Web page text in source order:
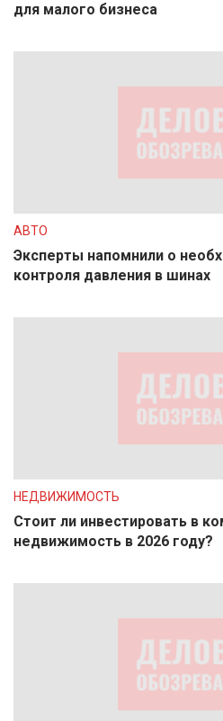
для малого бизнеса
АВТО
Эксперты напомнили о
контроля давления в шинах
НЕДВИЖИМОСТЬ
Стоит ли инвестировать в
недвижимость в 2026 году?